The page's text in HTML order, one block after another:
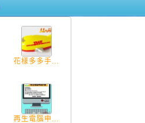
花樣多多手...
再生電腦申...